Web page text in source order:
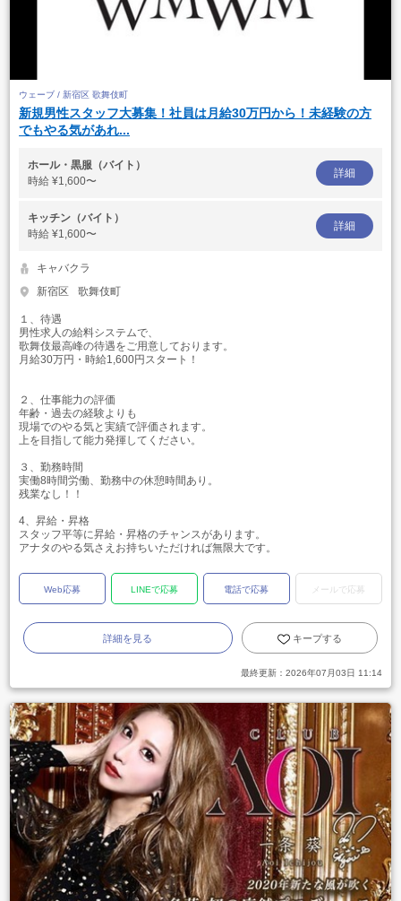
ウェーブ / 新宿区 歌舞伎町
新規男性スタッフ大募集！社員は月給30万円から！未経験の方
でもやる気があれ...
ホール・黒服（バイト）
時給 ¥1,600〜
詳細
キッチン（バイト）
時給 ¥1,600〜
詳細
キャバクラ
新宿区
歌舞伎町
１、待遇
男性求人の給料システムで、
歌舞伎最高峰の待遇をご用意しております。
月給30万円・時給1,600円スタート！
２、仕事能力の評価
年齢・過去の経験よりも
現場でのやる気と実績で評価されます。
上を目指して能力発揮してください。
３、勤務時間
実働8時間労働、勤務中の休憩時間あり。
残業なし！！
4、昇給・昇格
スタッフ平等に昇給・昇格のチャンスがあります。
アナタのやる気さえお持ちいただければ無限大です。
Web応募 LINEで応募 電話で応募 メールで応募
詳細を見る キープする
最終更新： 2026年07月03日 11:14